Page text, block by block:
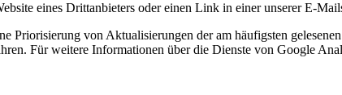
eines Drittanbieters oder einen Link in einer unserer E-
Priorisierung von Aktualisierungen der am häufigsten
Für weitere Informationen über die Dienste von Google